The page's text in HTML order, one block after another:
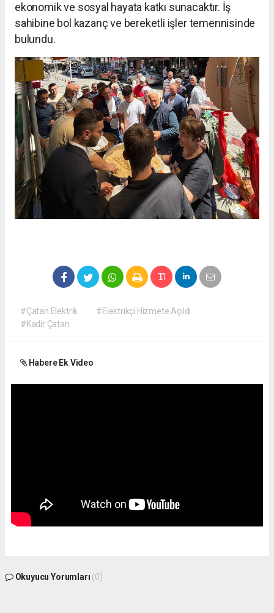
ekonomik ve sosyal hayata katkı sunacaktır. İş
sahibine bol kazanç ve bereketli işler temennisinde
bulundu.
#Çatan Elektrik
#Elektrikçi Hizmete Açıldı
#Kadir Çatan
Habere Ek Video
Okuyucu Yorumları (0)